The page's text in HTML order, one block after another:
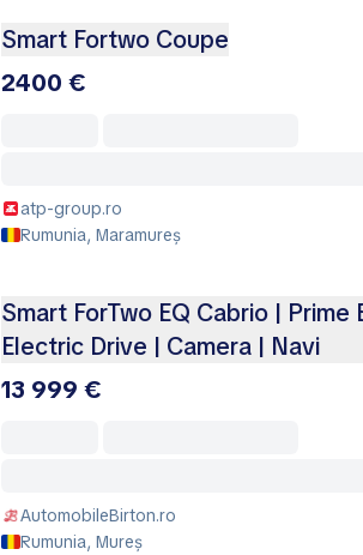
Smart Fortwo Coupe
2400 €
atp-group.ro
Rumunia, Maramureș
Smart ForTwo EQ Cabrio | Prime
Electric Drive | Camera | Navi
13 999 €
AutomobileBirton.ro
Rumunia, Mureș